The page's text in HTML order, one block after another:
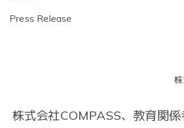
Press Release
株式会社COMPASS、教育関係